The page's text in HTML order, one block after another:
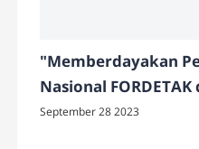
"Memberdayakan
Nasional
Program Doktor
September 28 2023